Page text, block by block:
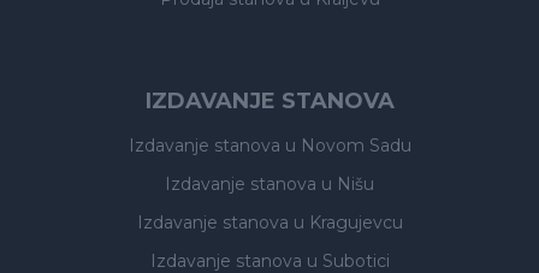
IZDAVANJE STANOVA
Izdavanje stanova u Novom Sadu
Izdavanje stanova u Nišu
Izdavanje stanova u Kragujevcu
Izdavanje stanova u Subotici